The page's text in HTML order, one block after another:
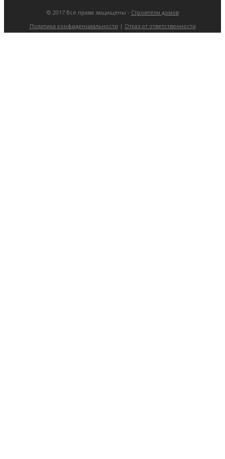
© 2017 Все права защищены - Строители домов
Политика конфиденциальности | Отказ от ответственности